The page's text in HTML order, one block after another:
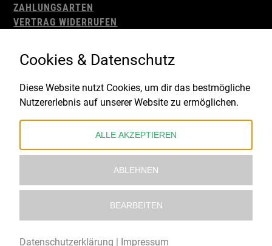
ZAHLUNGSARTEN
VERTRAG WIDERRUFEN
WIDERRUFSBELEHRUNG
IMPRESSUM
Gefördert durch:
Cookies & Datenschutz
Diese Website nutzt Cookies, um dir das bestmögliche
Nutzererlebnis auf unserer Website zu ermöglichen.
ALLE AKZEPTIEREN
ABLEHNEN
BEARBEITEN
Datenschutzerklärung | Impressum